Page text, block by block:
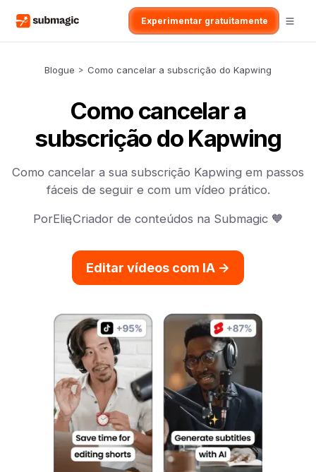
Experimentar gratuitamente
Blogue > Como cancelar a subscrição do Kapwing
Como cancelar a
subscrição do Kapwing
Como cancelar a sua subscrição Kapwing em passos
fáceis de seguir e com um vídeo prático.
PorElie,Criador de conteúdos na Submagic 🧡
Editar vídeos com IA ->